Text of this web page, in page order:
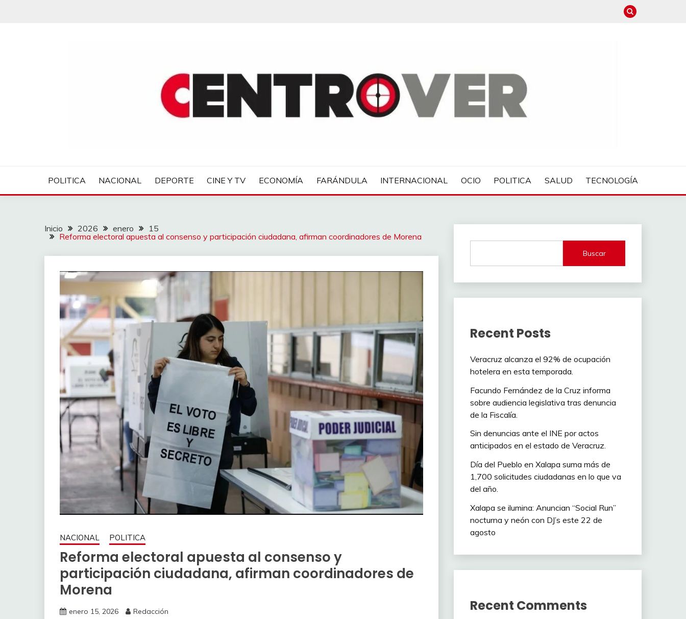
POLITICA NACIONAL DEPORTE CINE Y TV ECONOMÍA FARÁNDULA INTERNACIONAL OCIO POLITICA SALUD TECNOLOGÍA
Inicio 2026 enero
15
Reforma electoral apuesta al consenso y participación ciudadana, afirman coordinadores de Morena
NACIONAL POLITICA
Reforma electoral apuesta al consenso y
participación ciudadana, afirman coordinadores de
Morena
enero 15, 2026 Redacción
Buscar
Recent Posts
Veracruz alcanza el 92% de ocupación
hotelera en esta temporada.
Facundo Fernández de la Cruz informa
sobre audiencia legislativa tras denuncia
de la Fiscalía.
Sin denuncias ante el INE por actos
anticipados en el estado de Veracruz.
Día del Pueblo en Xalapa suma más de
1,700 solicitudes ciudadanas en lo que va
del año.
Xalapa se ilumina: Anuncian “Social Run”
nocturna y neón con DJ’s este 22 de
agosto
Recent Comments